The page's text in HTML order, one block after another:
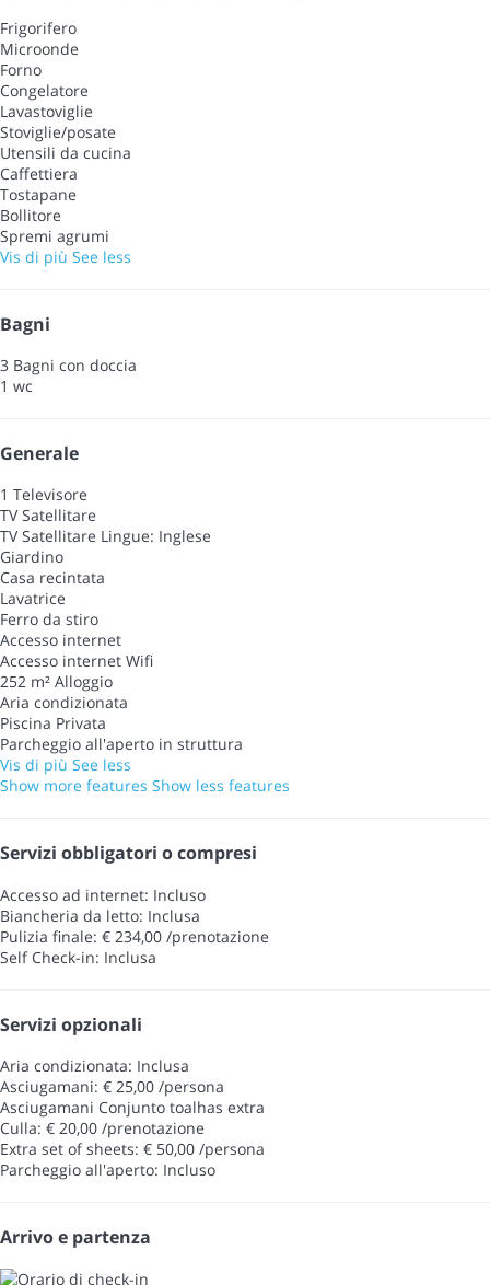
Frigorifero
Microonde
Forno
Congelatore
Lavastoviglie
Stoviglie/posate
Utensili da cucina
Caffettiera
Tostapane
Bollitore
Spremi agrumi
Vis di più See less
Bagni
3 Bagni con doccia
1 wc
Generale
1 Televisore
TV Satellitare
TV Satellitare Lingue: Inglese
Giardino
Casa recintata
Lavatrice
Ferro da stiro
Accesso internet
Accesso internet Wifi
252 m² Alloggio
Aria condizionata
Piscina Privata
Parcheggio all'aperto in struttura
Vis di più See less
Show more features Show less features
Servizi obbligatori o compresi
Accesso ad internet: Incluso
Biancheria da letto: Inclusa
Pulizia finale: € 234,00 /prenotazione
Self Check-in: Inclusa
Servizi opzionali
Aria condizionata: Inclusa
Asciugamani: € 25,00 /persona
Asciugamani Conjunto toalhas extra
Culla: € 20,00 /prenotazione
Extra set of sheets: € 50,00 /persona
Parcheggio all'aperto: Incluso
Arrivo e partenza